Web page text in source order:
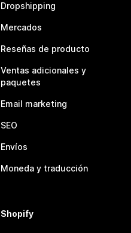
Dropshipping
Mercados
Reseñas de producto
Ventas adicionales y
paquetes
Email marketing
SEO
Envíos
Moneda y traducción
Shopify